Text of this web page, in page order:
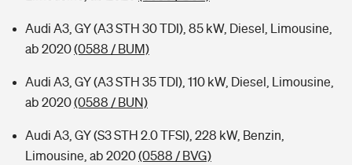
Audi A3, GY (A3 STH 30 TDI), 85 kW, Diesel, Limousine,
ab 2020(0588 / BUM)
Audi A3, GY (A3 STH 35 TDI), 110 kW, Diesel, Limousine,
ab 2020(0588 / BUN)
Audi A3, GY (S3 STH 2.0 TFSI), 228 kW, Benzin,
Limousine, ab 2020(0588 / BVG)